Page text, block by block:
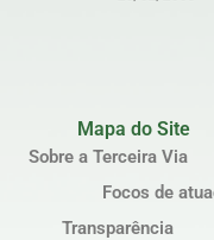
Mapa do Site
Sobre a Terceira Via
Focos de
Transparência